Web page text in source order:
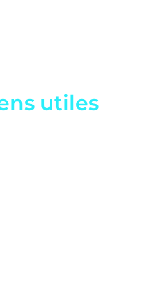
utiles